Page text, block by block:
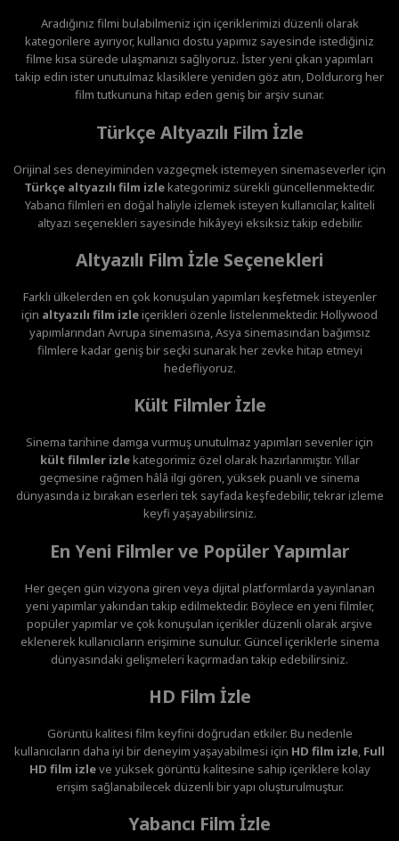
Aradığınız filmi bulabilmeniz için içeriklerimizi düzenli olarak
kategorilere ayırıyor, kullanıcı dostu yapımız sayesinde istediğiniz
filme kısa sürede ulaşmanızı sağlıyoruz. İster yeni çıkan yapımları
takip edin ister unutulmaz klasiklere yeniden göz atın, Doldur.org her
film tutkununa hitap eden geniş bir arşiv sunar.
Türkçe Altyazılı Film İzle
Orijinal ses deneyiminden vazgeçmek istemeyen sinemaseverler için
Türkçe altyazılı film izlekategorimiz sürekli güncellenmektedir.
Yabancı filmleri en doğal haliyle izlemek isteyen kullanıcılar, kaliteli
altyazı seçenekleri sayesinde hikâyeyi eksiksiz takip edebilir.
Altyazılı Film İzle Seçenekleri
Farklı ülkelerden en çok konuşulan yapımları keşfetmek isteyenler
için altyazılı film izleiçerikleri özenle listelenmektedir. Hollywood
yapımlarından Avrupa sinemasına, Asya sinemasından bağımsız
filmlere kadar geniş bir seçki sunarak her zevke hitap etmeyi
hedefliyoruz.
Kült Filmler İzle
Sinema tarihine damga vurmuş unutulmaz yapımları sevenler için
kült filmler izlekategorimiz özel olarak hazırlanmıştır. Yıllar
geçmesine rağmen hâlâ ilgi gören, yüksek puanlı ve sinema
dünyasında iz bırakan eserleri tek sayfada keşfedebilir, tekrar izleme
keyfi yaşayabilirsiniz.
En Yeni Filmler ve Popüler Yapımlar
Her geçen gün vizyona giren veya dijital platformlarda yayınlanan
yeni yapımlar yakından takip edilmektedir. Böylece en yeni filmler,
popüler yapımlar ve çok konuşulan içerikler düzenli olarak arşive
eklenerek kullanıcıların erişimine sunulur. Güncel içeriklerle sinema
dünyasındaki gelişmeleri kaçırmadan takip edebilirsiniz.
HD Film İzle
Görüntü kalitesi film keyfini doğrudan etkiler. Bu nedenle
kullanıcıların daha iyi bir deneyim yaşayabilmesi için HD film izle, Full
HD film izleve yüksek görüntü kalitesine sahip içeriklere kolay
erişim sağlanabilecek düzenli bir yapı oluşturulmuştur.
Yabancı Film İzle